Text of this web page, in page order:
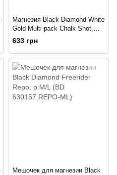
Магнезия Black Diamond White
Gold Multi-pack Chalk Shot,
150 г (BD 550497.0000)
633 грн
Мешочек для магнезии Black